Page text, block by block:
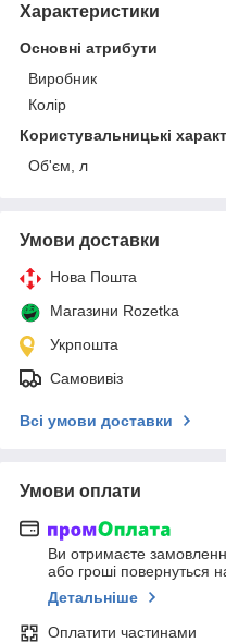
Характеристики
Основні атрибути
Виробник
Колір
Користувальницькі
Об'єм, л
Умови доставки
Нова Пошта
Магазини Rozetka
Укрпошта
Самовивіз
Всі умови доставки
Умови оплати
Ви отримаєте
або гроші повернуться
Детальніше
Оплатити частинами